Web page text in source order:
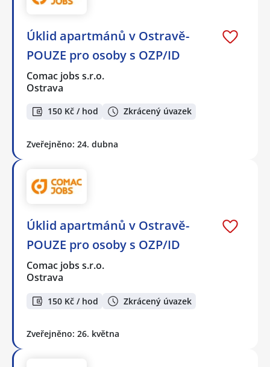
Úklid apartmánů v Ostravě-
POUZE pro osoby s OZP/ID
Comac jobs s.r.o.
Ostrava
150 Kč / hod Zkrácený úvazek
Zveřejněno: 24. dubna
Úklid apartmánů v Ostravě-
POUZE pro osoby s OZP/ID
Comac jobs s.r.o.
Ostrava
150 Kč / hod Zkrácený úvazek
Zveřejněno: 26. května